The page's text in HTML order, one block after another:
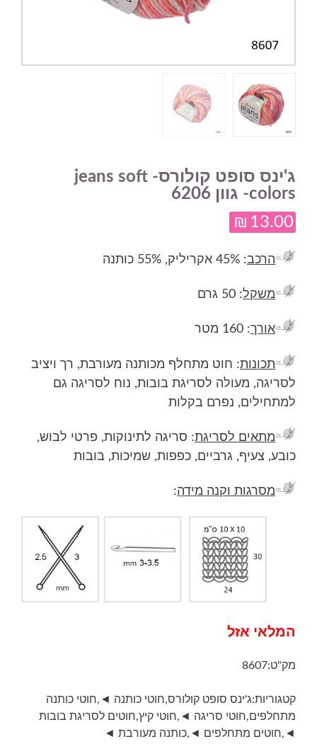
ג'ינס סופט קולורס- jeans soft
colors- גוון 6206
₪ 13.00
הרכב: 45% אקריליק, 55% כותנה
משקל: 50 גרם
אורך: 160 מטר
תכונות: חוט מתחלף מכותנה מעורבת, רך ויציב
לסריגה, מעולה לסריגת בובות, נוח לסריגה גם
למתחילים, נפרם בקלות
מתאים לסריגת: סריגה לתינוקות, פרטי לבוש,
כובע, צעיף, גרביים, כפפות, שמיכות, בובות
מסרגות וקנה מידה:
המלאי אזל
מק"ט:8607
קטגוריות:ג'ינס סופט קולורס,חוטי כותנה ◄ ,חוטי כותנה
מתחלפים,חוטי סריגה ◄ ,חוטי קיץ,חוטים לסריגת בובות
◄
,חוטים מתחלפים ◄ ,כותנה מעורבת ◄